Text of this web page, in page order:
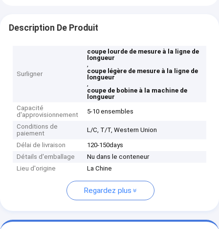
Description De Produit
Surligner
coupe lourde de mesure à la ligne de
longueur
,
coupe légère de mesure à la ligne de
longueur
,
coupe de bobine à la machine de
longueur
Capacité
d'approvisionnement
5-10 ensembles
Conditions de
paiement
L/C, T/T, Western Union
Délai de livraison
120-150days
Détails d'emballage
Nu dans le conteneur
Lieu d'origine
La Chine
Regardez plus